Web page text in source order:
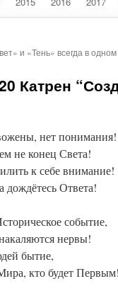
и «Тень» всегда в одном
Катрен
нет понимания!
не конец Света!
к себе внимание!
дождётесь Ответа!
событие,
нервы!
бытие,
кто будет Первым!